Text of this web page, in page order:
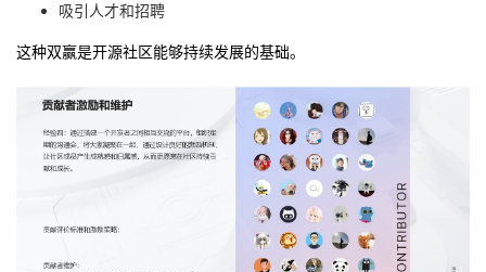
吸引人才和招聘
这种双赢是开源社区能够持续发展的基础。